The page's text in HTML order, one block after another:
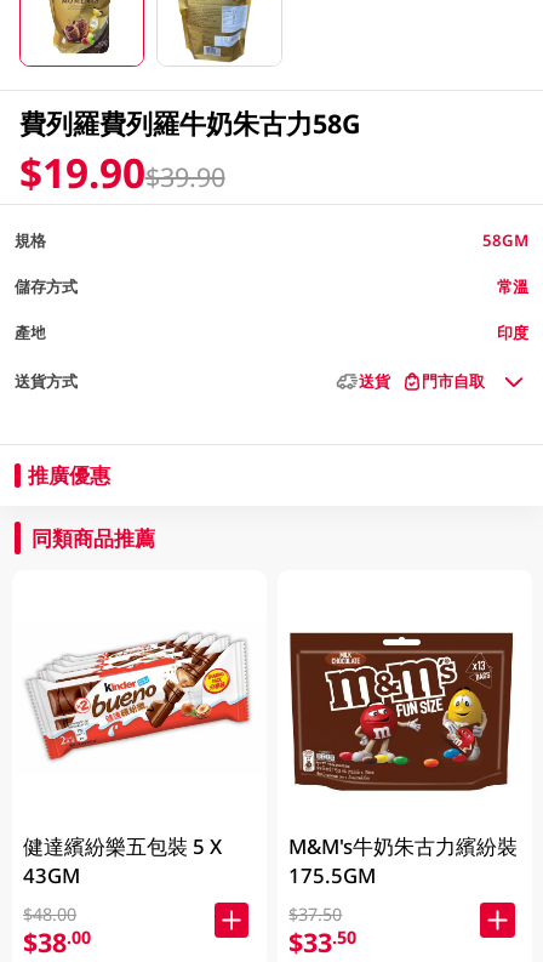
費列羅費列羅牛奶朱古力58G
$19.90$39.90
規格 58GM
儲存方式 常溫
產地 印度
送貨方式 送貨 門市自取
推廣優惠
同類商品推薦
健達繽紛樂五包裝 5 X
43GM
$48.00
$38.00
M&M's牛奶朱古力繽紛裝
175.5GM
$37.50
$33.50